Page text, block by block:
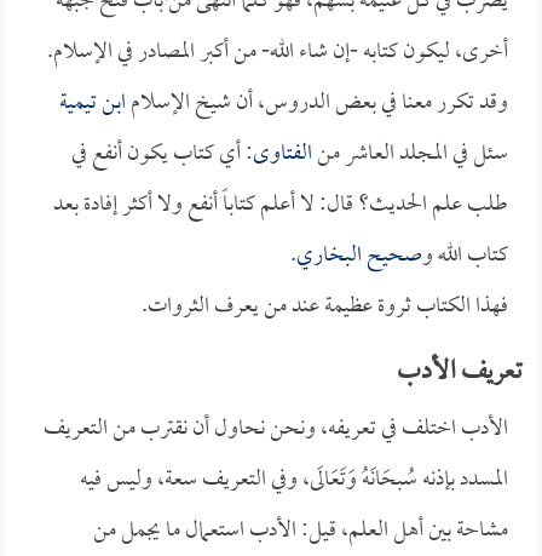
أخرى، ليكون كتابه -إن شاء الله- من أكبر المصادر في الإسلام.
وقد تكرر معنا في بعض الدروس، أن شيخ الإسلامابن تيمية
سئل في المجلد العاشر منالفتاوى: أي كتاب يكون أنفع في
طلب علم الحديث؟ قال: لا أعلم كتاباً أنفع ولا أكثر إفادة بعد
كتاب الله وصحيح البخاري.
فهذا الكتاب ثروة عظيمة عند من يعرف الثروات.
تعريف الأدب
الأدب اختلف في تعريفه، ونحن نحاول أن نقترب من التعريف
المسدد بإذنه سُبحَانَهُ وَتَعَالَى، وفي التعريف سعة، وليس فيه
مشاحة بين أهل العلم، قيل: الأدب استعمال ما يجمل من